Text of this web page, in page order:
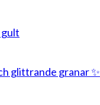
glittrande granar ✨